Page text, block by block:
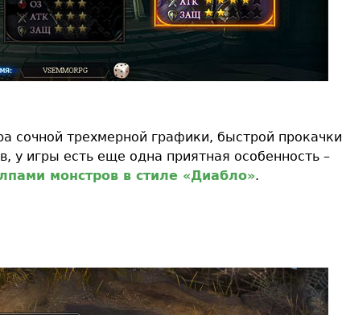
сочной трехмерной графики, быстрой прокачки
у игры есть еще одна приятная особенность –
монстров в стиле «Диабло».